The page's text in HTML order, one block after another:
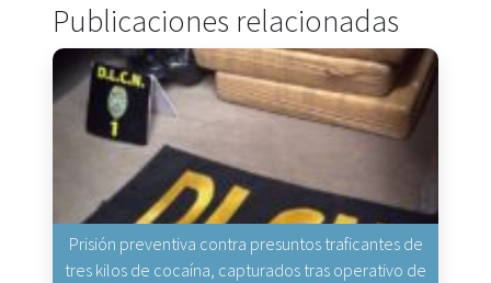
Publicaciones relacionadas
Prisión preventiva contra presuntos traficantes de
tres kilos de cocaína, capturados tras operativo de